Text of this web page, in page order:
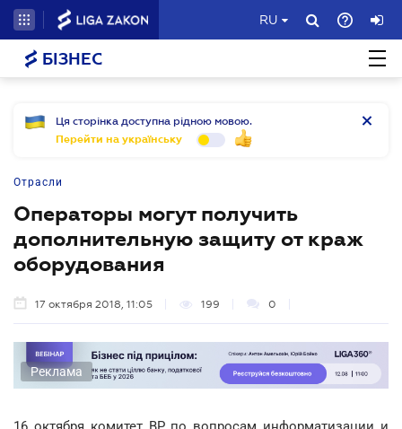
RU
БІЗНЕС
Ця сторінка доступна рідною мовою.
Перейти на українську
Отрасли
Операторы могут получить
дополнительную защиту от краж
оборудования
17 октября 2018, 11:05 199 0
Реклама